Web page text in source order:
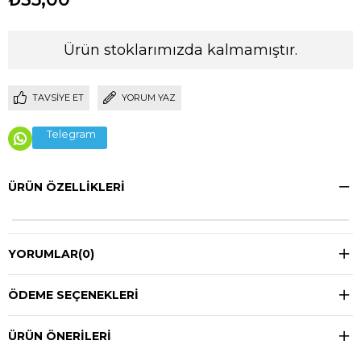
Ürün stoklarımızda kalmamıştır.
TAVSIYE ET YORUM YAZ
Telegram
ÜRÜN ÖZELLIKLERI
YORUMLAR(0)
ÖDEME SEÇENEKLERI
ÜRÜN ÖNERILERI